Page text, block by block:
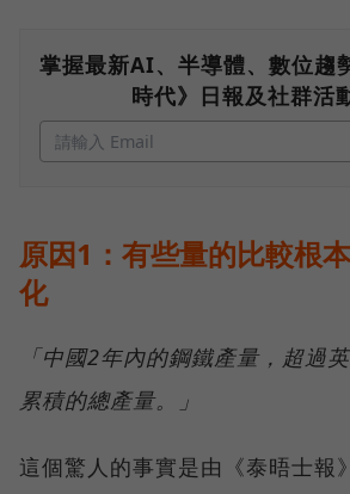
掌握最新AI、半導體、數位趨
時代》日報及社群活
原因1：有些量的比較根
化
「中國2年內的鋼鐵產量，超過
累積的總產量。」
這個驚人的事實是由《泰晤士報